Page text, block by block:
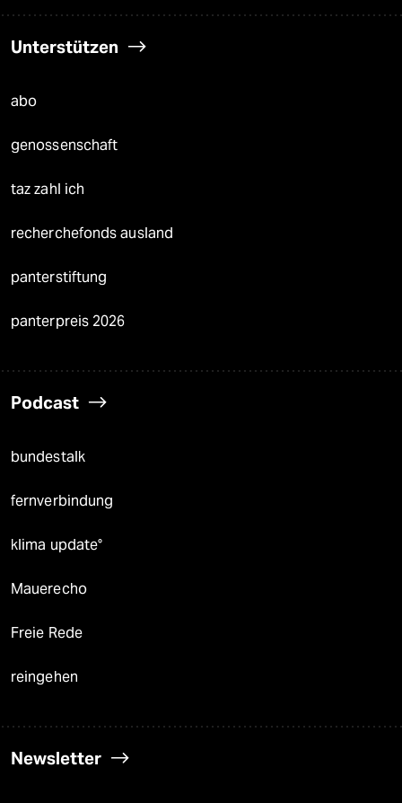
Unterstützen
abo
genossenschaft
taz zahl ich
recherchefonds ausland
panterstiftung
panterpreis 2026
Podcast
bundestalk
fernverbindung
klima update°
Mauerecho
Freie Rede
reingehen
Newsletter